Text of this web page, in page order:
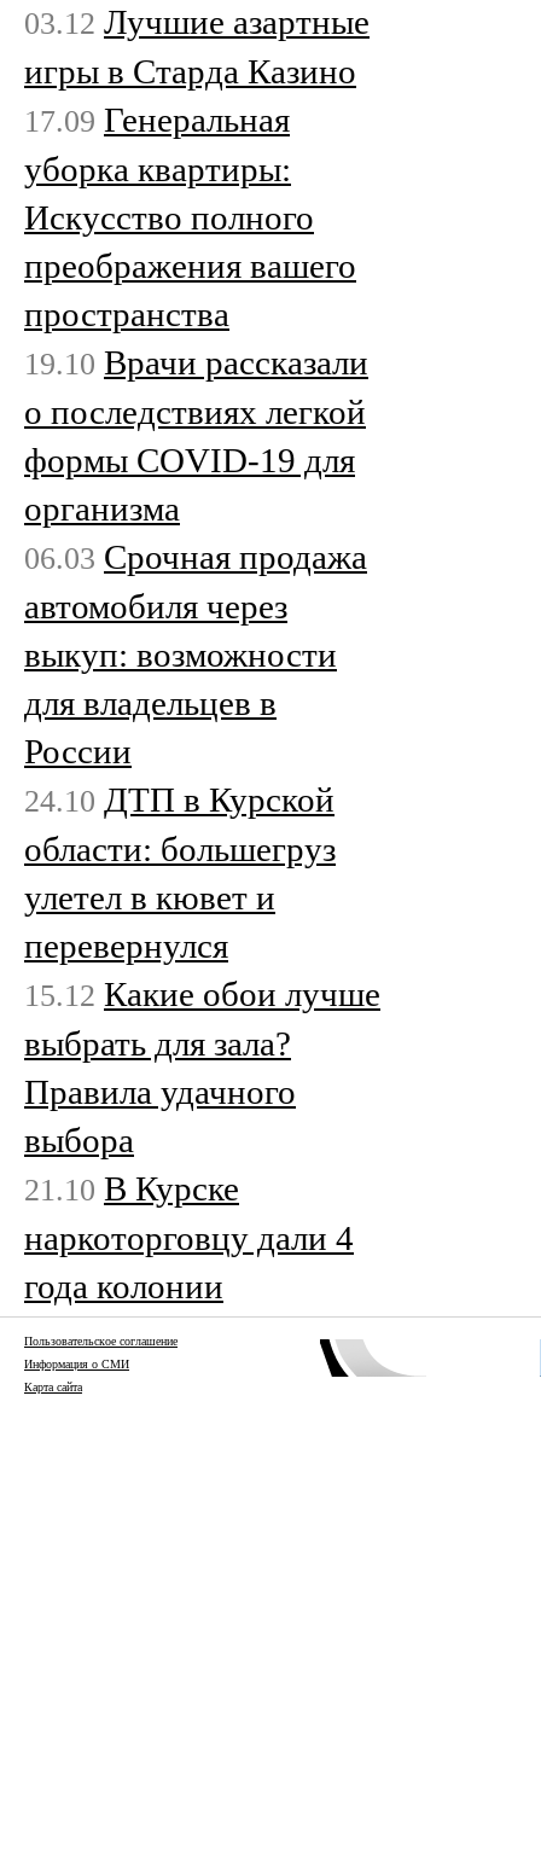
03.12 Лучшие азартные
игры в Старда Казино
17.09 Генеральная
уборка квартиры:
Искусство полного
преображения вашего
пространства
19.10 Врачи рассказали
о последствиях легкой
формы COVID-19 для
организма
06.03 Срочная продажа
автомобиля через
выкуп: возможности
для владельцев в
России
24.10 ДТП в Курской
области: большегруз
улетел в кювет и
перевернулся
15.12 Какие обои лучше
выбрать для зала?
Правила удачного
выбора
21.10 В Курске
наркоторговцу дали 4
года колонии
Пользовательское соглашение
Информация о СМИ
Карта сайта